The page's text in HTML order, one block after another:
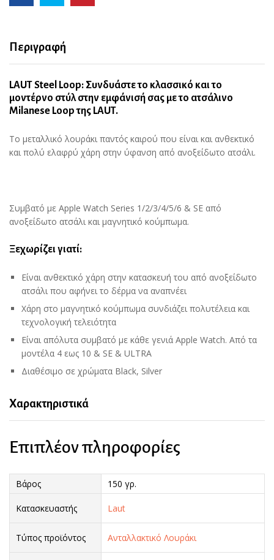
Περιγραφή
LAUT Steel Loop: Συνδυάστε το κλασσικό και το
μοντέρνο στύλ στην εμφάνισή σας με το ατσάλινο
Milanese Loop της LAUT.
Tο μεταλλικό λουράκι παντός καιρού που είναι και ανθεκτικό
και πολύ ελαφρύ χάρη στην ύφανση από ανοξείδωτο ατσάλι.
Συμβατό με Apple Watch Series 1/2/3/4/5/6 & SE από
ανοξείδωτο ατσάλι και μαγνητικό κούμπωμα.
Ξεχωρίζει γιατί:
Είναι ανθεκτικό χάρη στην κατασκευή του από ανοξείδωτο
ατσάλι που αφήνει το δέρμα να αναπνέει
Χάρη στο μαγνητικό κούμπωμα συνδιάζει πολυτέλεια και
τεχνολογική τελειότητα
Είναι απόλυτα συμβατό με κάθε γενιά Apple Watch. Από τα
μοντέλα 4 εως 10 & SE & ULTRA
Διαθέσιμο σε χρώματα Black, Silver
Χαρακτηριστικά
Επιπλέον πληροφορίες
Βάρος 150 γρ.
Κατασκευαστής Laut
Τύπος προϊόντος Ανταλλακτικό Λουράκι